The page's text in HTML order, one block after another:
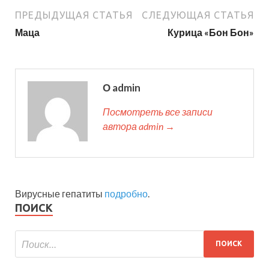
ПРЕДЫДУЩАЯ СТАТЬЯ
Маца
СЛЕДУЮЩАЯ СТАТЬЯ
Курица «Бон Бон»
О admin
Посмотреть все записи
автора admin →
Вирусные гепатиты подробно.
ПОИСК